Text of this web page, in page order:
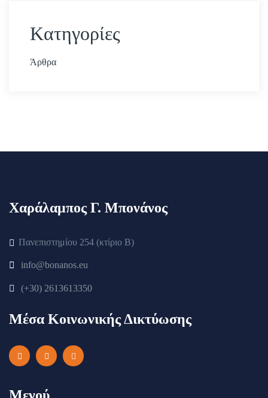
Kατηγορίες
Άρθρα
Χαράλαμπος Γ. Μπονάνος
Πανεπιστημίου 254 (κτίριο Β)
info@bonanos.eu
(+30) 2613613350
Μέσα Κοινωνικής Δικτύωσης
Μενού